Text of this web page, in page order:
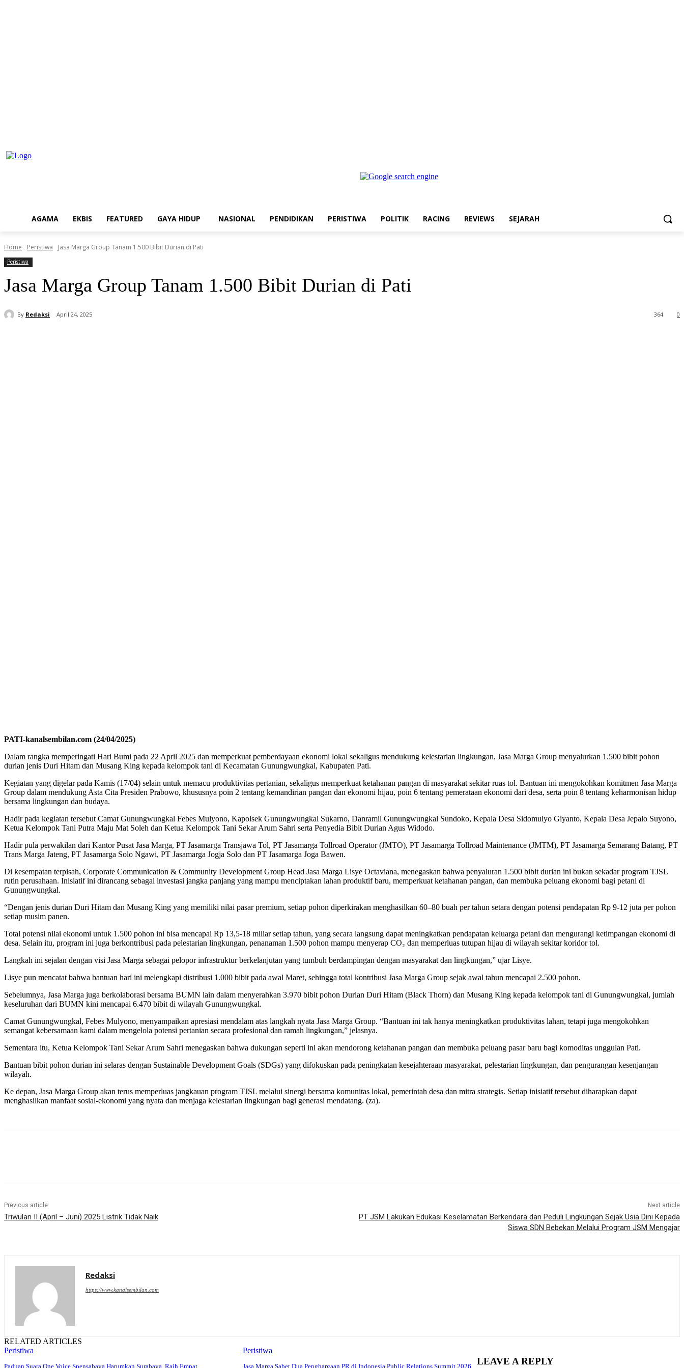
AGAMA EKBIS FEATURED GAYA HIDUP NASIONAL PENDIDIKAN PERISTIWA POLITIK RACING REVIEWS SEJARAH
Home Peristiwa Jasa Marga Group Tanam 1.500 Bibit Durian di Pati
Peristiwa
Jasa Marga Group Tanam 1.500 Bibit Durian di Pati
By Redaksi April 24, 2025 0
364
PATI-kanalsembilan.com (24/04/2025)
Dalam rangka memperingati Hari Bumi pada 22 April 2025 dan memperkuat pemberdayaan ekonomi lokal sekaligus mendukung kelestarian lingkungan, Jasa Marga Group menyalurkan 1.500 bibit pohon
durian jenis Duri Hitam dan Musang King kepada kelompok tani di Kecamatan Gunungwungkal, Kabupaten Pati.
Kegiatan yang digelar pada Kamis (17/04) selain untuk memacu produktivitas pertanian, sekaligus memperkuat ketahanan pangan di masyarakat sekitar ruas tol. Bantuan ini mengokohkan komitmen Jasa Marga
Group dalam mendukung Asta Cita Presiden Prabowo, khususnya poin 2 tentang kemandirian pangan dan ekonomi hijau, poin 6 tentang pemerataan ekonomi dari desa, serta poin 8 tentang keharmonisan hidup
bersama lingkungan dan budaya.
Hadir pada kegiatan tersebut Camat Gunungwungkal Febes Mulyono, Kapolsek Gunungwungkal Sukarno, Danramil Gunungwungkal Sundoko, Kepala Desa Sidomulyo Giyanto, Kepala Desa Jepalo Suyono,
Ketua Kelompok Tani Putra Maju Mat Soleh dan Ketua Kelompok Tani Sekar Arum Sahri serta Penyedia Bibit Durian Agus Widodo.
Hadir pula perwakilan dari Kantor Pusat Jasa Marga, PT Jasamarga Transjawa Tol, PT Jasamarga Tollroad Operator (JMTO), PT Jasamarga Tollroad Maintenance (JMTM), PT Jasamarga Semarang Batang, PT
Trans Marga Jateng, PT Jasamarga Solo Ngawi, PT Jasamarga Jogja Solo dan PT Jasamarga Joga Bawen.
Di kesempatan terpisah, Corporate Communication & Community Development Group Head Jasa Marga Lisye Octaviana, menegaskan bahwa penyaluran 1.500 bibit durian ini bukan sekadar program TJSL
rutin perusahaan. Inisiatif ini dirancang sebagai investasi jangka panjang yang mampu menciptakan lahan produktif baru, memperkuat ketahanan pangan, dan membuka peluang ekonomi bagi petani di
Gunungwungkal.
“Dengan jenis durian Duri Hitam dan Musang King yang memiliki nilai pasar premium, setiap pohon diperkirakan menghasilkan 60–80 buah per tahun setara dengan potensi pendapatan Rp 9-12 juta per pohon
setiap musim panen.
Total potensi nilai ekonomi untuk 1.500 pohon ini bisa mencapai Rp 13,5-18 miliar setiap tahun, yang secara langsung dapat meningkatkan pendapatan keluarga petani dan mengurangi ketimpangan ekonomi di
desa. Selain itu, program ini juga berkontribusi pada pelestarian lingkungan, penanaman 1.500 pohon mampu menyerap CO₂ dan memperluas tutupan hijau di wilayah sekitar koridor tol.
Langkah ini sejalan dengan visi Jasa Marga sebagai pelopor infrastruktur berkelanjutan yang tumbuh berdampingan dengan masyarakat dan lingkungan,” ujar Lisye.
Lisye pun mencatat bahwa bantuan hari ini melengkapi distribusi 1.000 bibit pada awal Maret, sehingga total kontribusi Jasa Marga Group sejak awal tahun mencapai 2.500 pohon.
Sebelumnya, Jasa Marga juga berkolaborasi bersama BUMN lain dalam menyerahkan 3.970 bibit pohon Durian Duri Hitam (Black Thorn) dan Musang King kepada kelompok tani di Gunungwungkal, jumlah
keseluruhan dari BUMN kini mencapai 6.470 bibit di wilayah Gunungwungkal.
Camat Gunungwungkal, Febes Mulyono, menyampaikan apresiasi mendalam atas langkah nyata Jasa Marga Group. “Bantuan ini tak hanya meningkatkan produktivitas lahan, tetapi juga mengokohkan
semangat kebersamaan kami dalam mengelola potensi pertanian secara profesional dan ramah lingkungan,” jelasnya.
Sementara itu, Ketua Kelompok Tani Sekar Arum Sahri menegaskan bahwa dukungan seperti ini akan mendorong ketahanan pangan dan membuka peluang pasar baru bagi komoditas unggulan Pati.
Bantuan bibit pohon durian ini selaras dengan Sustainable Development Goals (SDGs) yang difokuskan pada peningkatan kesejahteraan masyarakat, pelestarian lingkungan, dan pengurangan kesenjangan
wilayah.
Ke depan, Jasa Marga Group akan terus memperluas jangkauan program TJSL melalui sinergi bersama komunitas lokal, pemerintah desa dan mitra strategis. Setiap inisiatif tersebut diharapkan dapat
menghasilkan manfaat sosial-ekonomi yang nyata dan menjaga kelestarian lingkungan bagi generasi mendatang. (za).
Previous article
Triwulan II (April – Juni) 2025 Listrik Tidak Naik
Next article
PT JSM Lakukan Edukasi Keselamatan Berkendara dan Peduli Lingkungan Sejak Usia Dini Kepada
Siswa SDN Bebekan Melalui Program JSM Mengajar
Redaksi
https://www.kanalsembilan.com
RELATED ARTICLES
Peristiwa
Paduan Suara One Voice Spensabaya Harumkan Surabaya, Raih Empat
Peristiwa
Jasa Marga Sabet Dua Penghargaan PR di Indonesia Public Relations Summit 2026 LEAVE A REPLY